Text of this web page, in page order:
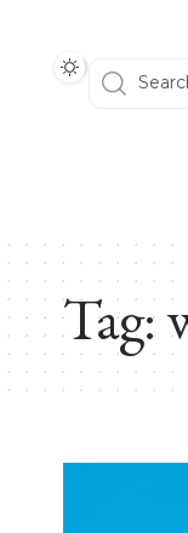
Tag: